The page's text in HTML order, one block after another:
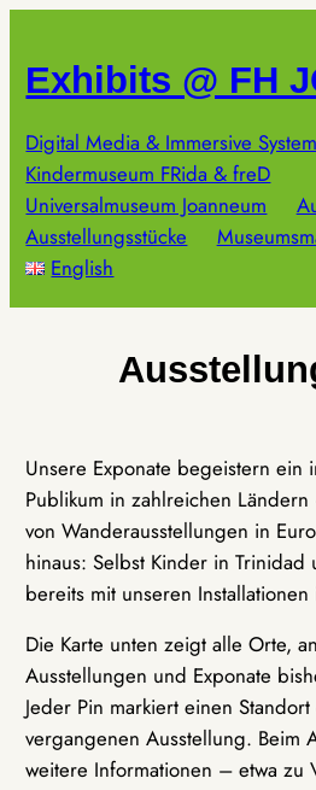
springen
Exhibits @ FH
Digital Media & Immersive
Kindermuseum FRida & freD
Universalmuseum Joanneum
Ausstellungsstücke
English
Unsere Exponate begeistern ein
Publikum in zahlreichen
von Wanderausstellungen in
hinaus: Selbst Kinder in Trinidad
bereits mit unseren
Die Karte unten zeigt alle Orte,
Ausstellungen und Exponate
Jeder Pin markiert einen
vergangenen Ausstellung. Beim
weitere Informationen – etwa zu